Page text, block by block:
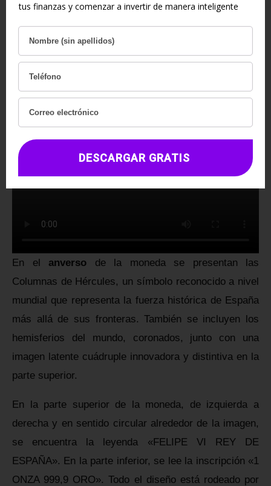
Esta tercera emisión fue realizada en año2023donde
se emitieron
999,9, diámetro de 37mm, valor facial de 1,5 euros y
acabado Proof Inverso.
En el anverso de la moneda se presentan las
Columnas de Hércules, un símbolo reconocido a nivel
mundial que representa la fuerza histórica de España
más allá de sus fronteras. También se incluyen los
hemisferios del mundo, coronados, junto con una
imagen latente cuádruple innovadora y distintiva en la
parte superior.
En la parte superior de la moneda, de izquierda a
derecha y en sentido circular alrededor de la imagen,
se encuentra la leyenda «FELIPE VI REY DE
ESPAÑA». En la parte inferior, se lee la inscripción «1
ONZA 999,9 ORO». Todo el diseño está rodeado por
tus finanzas y comenzar a invertir de manera inteligente
DESCARGAR GRATIS